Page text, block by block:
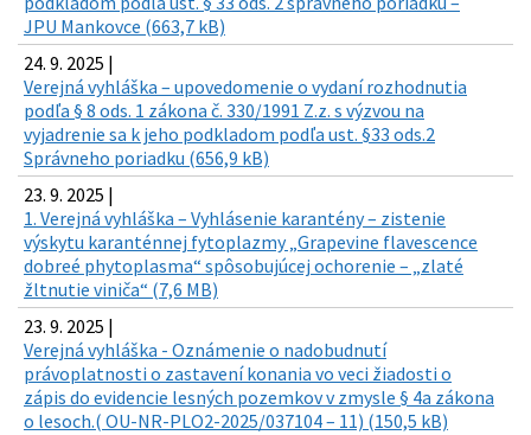
JPU Mankovce (663,7 kB)
24. 9. 2025 |
Verejná vyhláška – upovedomenie o vydaní rozhodnutia
podľa § 8 ods. 1 zákona č. 330/1991 Z.z. s výzvou na
vyjadrenie sa k jeho podkladom podľa ust. §33 ods.2
Správneho poriadku (656,9 kB)
23. 9. 2025 |
1. Verejná vyhláška – Vyhlásenie karantény – zistenie
výskytu karanténnej fytoplazmy „Grapevine flavescence
dobreé phytoplasma“ spôsobujúcej ochorenie – „zlaté
žltnutie viniča“ (7,6 MB)
23. 9. 2025 |
Verejná vyhláška - Oznámenie o nadobudnutí
právoplatnosti o zastavení konania vo veci žiadosti o
zápis do evidencie lesných pozemkov v zmysle § 4a zákona
o lesoch.( OU-NR-PLO2-2025/037104 – 11) (150,5 kB)